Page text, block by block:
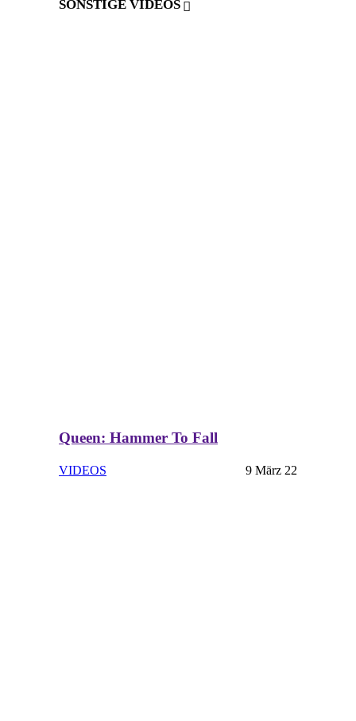
SONSTIGE VIDEOS
Queen: Hammer To Fall
VIDEOS 9 März 22